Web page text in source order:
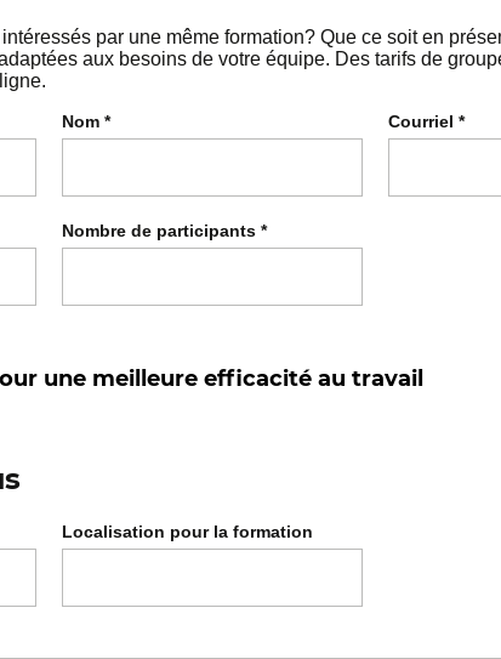
par une même formation? Que ce soit en
aux besoins de votre équipe. Des tarifs de
Nom * Courriel *
Nombre de participants *
Localisation pour la formation